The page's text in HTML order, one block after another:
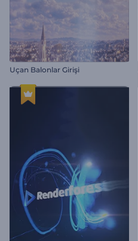
Uçan Balonlar Girişi